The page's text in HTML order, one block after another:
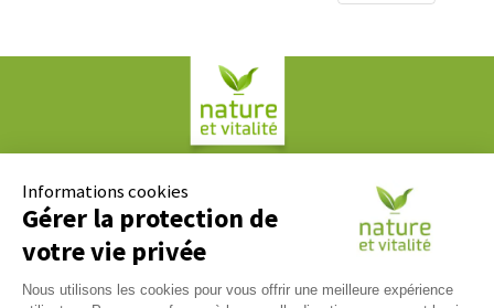
61, rue Paul Duvivier
69007 LYON
Informations cookies
Gérer la protection de
votre vie privée
Nous utilisons les cookies pour vous offrir une meilleure expérience